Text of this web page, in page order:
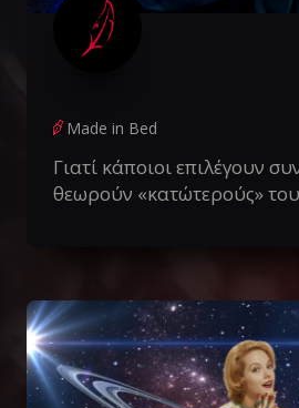
Made in Bed
Γιατί κάποιοι επιλέγουν
θεωρούν «κατώτερούς»